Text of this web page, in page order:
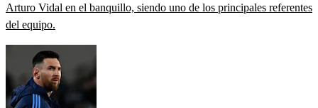
Arturo Vidal en el banquillo, siendo uno de los principales referentes
del equipo.